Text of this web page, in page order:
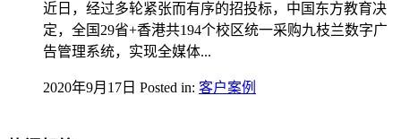
近日，经过多轮紧张而有序的招投标，中国东方教育决
定，全国29省+香港共194个校区统一采购九枝兰数字广
告管理系统，实现全媒体...
2020年9月17日 Posted in: 客户案例